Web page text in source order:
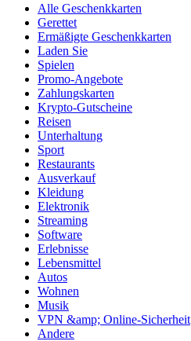
Alle Geschenkkarten
Gerettet
Ermäßigte Geschenkkarten
Laden Sie
Spielen
Promo-Angebote
Zahlungskarten
Krypto-Gutscheine
Reisen
Unterhaltung
Sport
Restaurants
Ausverkauf
Kleidung
Elektronik
Streaming
Software
Erlebnisse
Lebensmittel
Autos
Wohnen
Musik
VPN &amp; Online-Sicherheit
Andere